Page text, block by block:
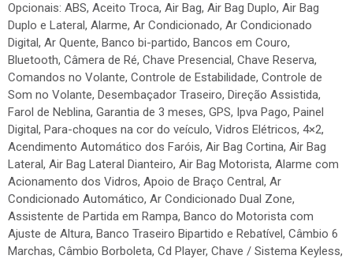
Opcionais: ABS, Aceito Troca, Air Bag, Air Bag Duplo, Air Bag
Duplo e Lateral, Alarme, Ar Condicionado, Ar Condicionado
Digital, Ar Quente, Banco bi-partido, Bancos em Couro,
Bluetooth, Câmera de Ré, Chave Presencial, Chave Reserva,
Comandos no Volante, Controle de Estabilidade, Controle de
Som no Volante, Desembaçador Traseiro, Direção Assistida,
Farol de Neblina, Garantia de 3 meses, GPS, Ipva Pago, Painel
Digital, Para-choques na cor do veículo, Vidros Elétricos, 4×2,
Acendimento Automático dos Faróis, Air Bag Cortina, Air Bag
Lateral, Air Bag Lateral Dianteiro, Air Bag Motorista, Alarme com
Acionamento dos Vidros, Apoio de Braço Central, Ar
Condicionado Automático, Ar Condicionado Dual Zone,
Assistente de Partida em Rampa, Banco do Motorista com
Ajuste de Altura, Banco Traseiro Bipartido e Rebatível, Câmbio 6
Marchas, Câmbio Borboleta, Cd Player, Chave / Sistema Keyless,